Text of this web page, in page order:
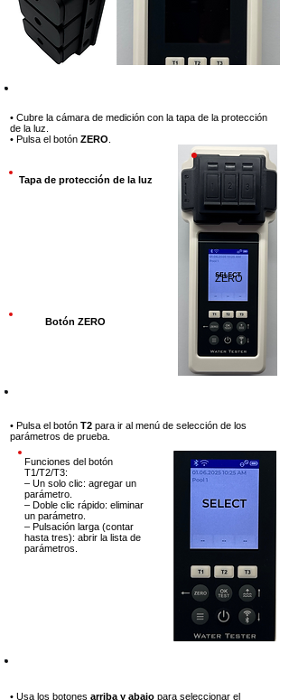
• Cubre la cámara de medición con la tapa de la protección
de la luz.
• Pulsa el botón ZERO
Tapa de protección de la luz
Botón ZERO
ZERO
• Pulsa el botón T2 para ir al menú de selección de los
parámetros de prueba.
Funciones del botón
T1/T2/T3:
– Un solo clic: agregar un
parámetro.
– Doble clic rápido: eliminar
un parámetro.
– Pulsación larga (contar
hasta tres): abrir la lista de
parámetros.
• Usa los botones arriba y abajo para seleccionar el